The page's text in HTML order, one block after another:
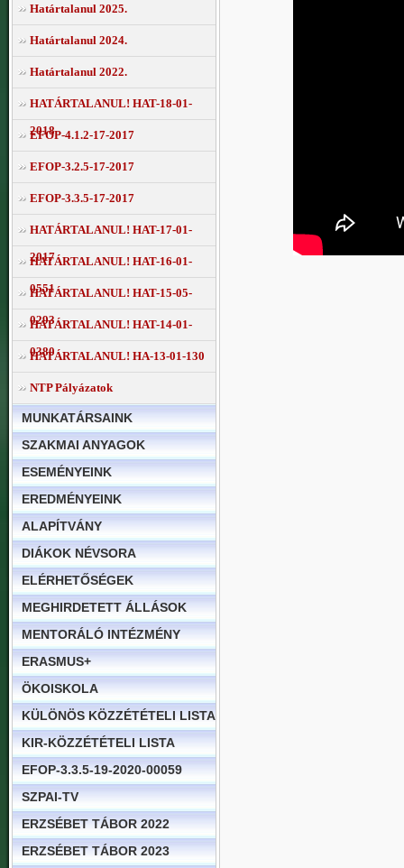
Határtalanul 2025.
Határtalanul 2024.
Határtalanul 2022.
HATÁRTALANUL! HAT-18-01-
2018
EFOP-4.1.2-17-2017
EFOP-3.2.5-17-2017
EFOP-3.3.5-17-2017
HATÁRTALANUL! HAT-17-01-
2017
HATÁRTALANUL! HAT-16-01-
0551
HATÁRTALANUL! HAT-15-05-
0293
HATÁRTALANUL! HAT-14-01-
0380
HATÁRTALANUL! HA-13-01-130
NTP Pályázatok
MUNKATÁRSAINK
SZAKMAI ANYAGOK
ESEMÉNYEINK
EREDMÉNYEINK
ALAPÍTVÁNY
DIÁKOK NÉVSORA
ELÉRHETŐSÉGEK
MEGHIRDETETT ÁLLÁSOK
MENTORÁLÓ INTÉZMÉNY
ERASMUS+
ÖKOISKOLA
KÜLÖNÖS KÖZZÉTÉTELI LISTA
KIR-KÖZZÉTÉTELI LISTA
EFOP-3.3.5-19-2020-00059
SZPAI-TV
ERZSÉBET TÁBOR 2022
ERZSÉBET TÁBOR 2023